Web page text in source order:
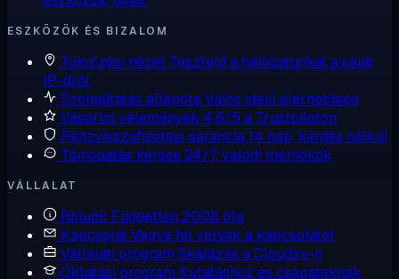
ESZKÖZÖK ÉS BIZALOM
Tükrözési nézet Teszteld a hálózatunkat a saját
IP-dről
Szolgáltatás állapotaValós idejű elérhetőség
Vásárlói vélemények 4,6/5 a Trustpiloton
Pénzvisszafizetési garancia14 nap, kérdés nélkül
Támogatás kérése 24/7, valódi mérnökök
VÁLLALAT
Rólunk Független 2008 óta
KapcsolatVegye fel velünk a kapcsolatot
Vállalati program Skálázás a Cloudzy-n
Oktatási program Kutatáshoz és csapatoknak